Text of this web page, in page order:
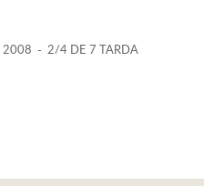
2008 - 2/4 DE 7 TARDA